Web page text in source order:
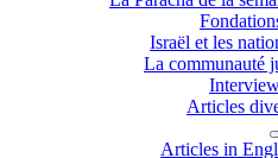
Israël et les
La communauté
Articles
Articles in